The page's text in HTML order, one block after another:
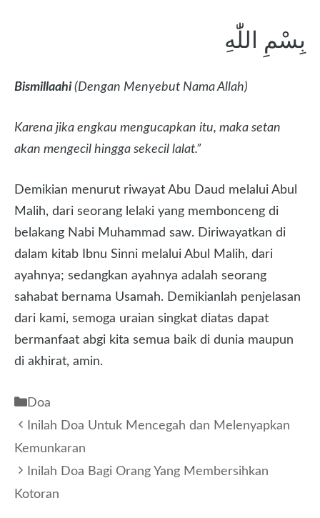
بِسْمِ اللّٰهِ
Bismillaahi(Dengan Menyebut Nama Allah)
Karena jika engkau mengucapkan itu, maka setan
akan mengecil hingga sekecil lalat.”
Demikian menurut riwayat Abu Daud melalui Abul
Malih, dari seorang lelaki yang membonceng di
belakang Nabi Muhammad saw. Diriwayatkan di
dalam kitab Ibnu Sinni melalui Abul Malih, dari
ayahnya; sedangkan ayahnya adalah seorang
sahabat bernama Usamah. Demikianlah penjelasan
dari kami, semoga uraian singkat diatas dapat
bermanfaat abgi kita semua baik di dunia maupun
di akhirat, amin.
Kategori
Doa
Inilah Doa Untuk Mencegah dan Melenyapkan
Kemunkaran
Inilah Doa Bagi Orang Yang Membersihkan
Kotoran